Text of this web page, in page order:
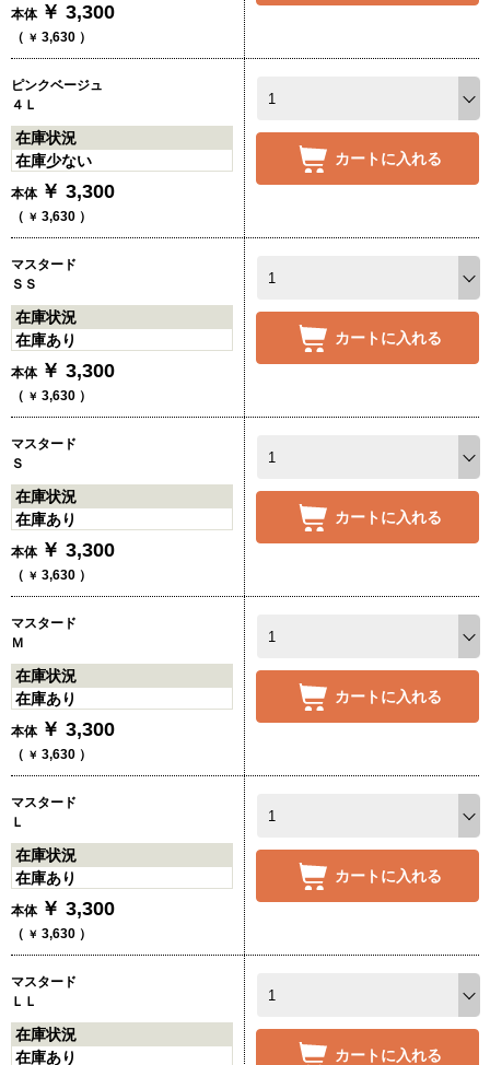
本体 ￥ 3,300
（ ￥ 3,630 ）
ピンクベージュ
４Ｌ
在庫状況
在庫少ない
本体 ￥ 3,300
（ ￥ 3,630 ）
カートに入れる
マスタード
ＳＳ
在庫状況
在庫あり
本体 ￥ 3,300
（ ￥ 3,630 ）
カートに入れる
マスタード
Ｓ
在庫状況
在庫あり
本体 ￥ 3,300
（ ￥ 3,630 ）
カートに入れる
マスタード
Ｍ
在庫状況
在庫あり
本体 ￥ 3,300
（ ￥ 3,630 ）
カートに入れる
マスタード
Ｌ
在庫状況
在庫あり
本体 ￥ 3,300
（ ￥ 3,630 ）
カートに入れる
マスタード
ＬＬ
在庫状況
在庫あり
カートに入れる